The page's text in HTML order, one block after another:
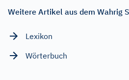
Weitere Artikel aus dem Wahrig
Lexikon
Wörterbuch